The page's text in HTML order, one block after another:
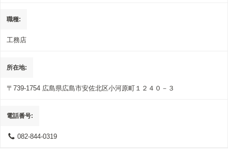
職種
工務店
所在地
〒739-1754 広島県広島市安佐北区小河原町１２４０－３
電話番号
082-844-0319